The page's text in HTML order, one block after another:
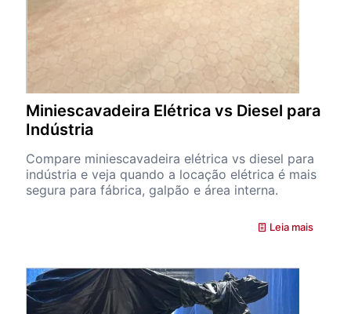
Miniescavadeira Elétrica vs Diesel para
Indústria
Compare miniescavadeira elétrica vs diesel para
indústria e veja quando a locação elétrica é mais
segura para fábrica, galpão e área interna.
Leia mais